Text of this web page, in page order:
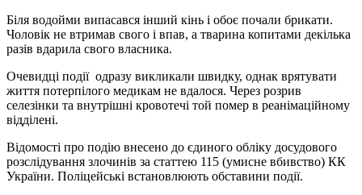
Біля водойми випасався інший кінь і обоє почали брикати.
Чоловік не втримав свого і впав, а тварина копитами декілька
разів вдарила свого власника.
Очевидці події одразу викликали швидку, однак врятувати
життя потерпілого медикам не вдалося. Через розрив
селезінки та внутрішні кровотечі той помер в реанімаційному
відділені.
Відомості про подію внесено до єдиного обліку досудового
розслідування злочинів за статтею 115 (умисне вбивство) КК
України. Поліцейські встановлюють обставини події.